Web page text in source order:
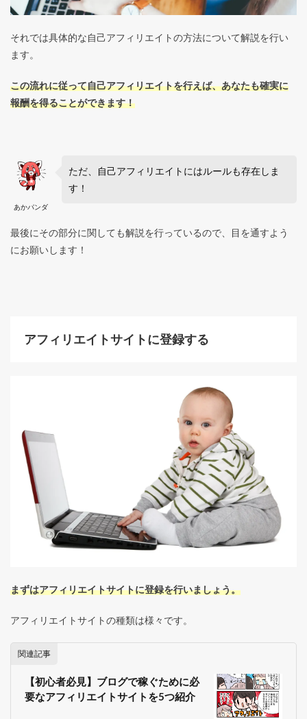
それでは具体的な自己アフィリエイトの方法について解説を行い
ます。
この流れに従って自己アフィリエイトを行えば、あなたも確実に
報酬を得ることができます！
あかパンダ
ただ、自己アフィリエイトにはルールも存在しま
す！
最後にその部分に関しても解説を行っているので、目を通すよう
にお願いします！
アフィリエイトサイトに登録する
まずはアフィリエイトサイトに登録を行いましょう。
アフィリエイトサイトの種類は様々です。
関連記事
【初心者必見】ブログで稼ぐために必
要なアフィリエイトサイトを5つ紹介